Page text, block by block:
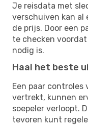
Je reisdata met
verschuiven kan al
de prijs. Door een
te checken
nodig is.
Haal het beste
Een paar
vertrekt, kunnen
soepeler verloopt.
tevoren kunt